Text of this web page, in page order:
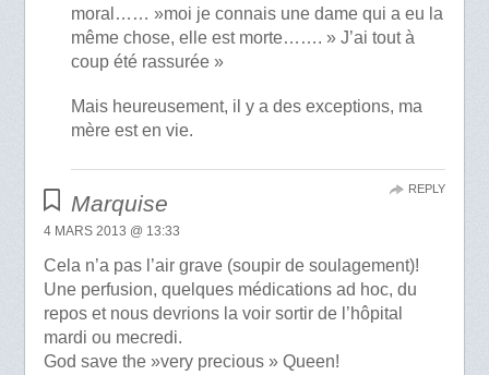
moral…… »moi je connais une dame qui a eu la
même chose, elle est morte……. » J’ai tout à
coup été rassurée »
Mais heureusement, il y a des exceptions, ma
mère est en vie.
Marquise
4 MARS 2013 @ 13:33
Cela n’a pas l’air grave (soupir de soulagement)!
Une perfusion, quelques médications ad hoc, du
repos et nous devrions la voir sortir de l’hôpital
mardi ou mecredi.
God save the »very precious » Queen!
REPLY